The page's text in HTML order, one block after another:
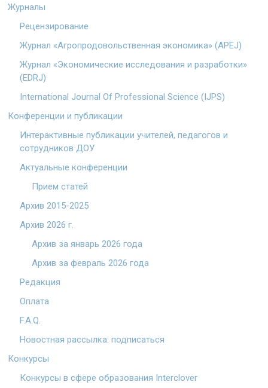
Журналы
Рецензирование
Журнал «Агропродовольственная экономика» (APEJ)
Журнал «Экономические исследования и разработки»
(EDRJ)
International Journal Of Professional Science (IJPS)
Конференции и публикации
Интерактивные публикации учителей, педагогов и
сотрудников ДОУ
Актуальные конференции
Прием статей
Архив 2015-2025
Архив 2026 г.
Архив за январь 2026 года
Архив за февраль 2026 года
Редакция
Оплата
F.A.Q.
Новостная рассылка: подписаться
Конкурсы
Конкурсы в сфере образования Interclover